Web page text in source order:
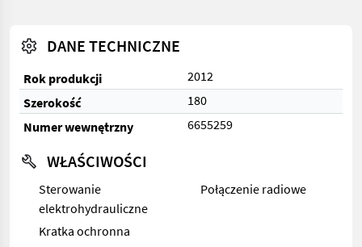
DANE TECHNICZNE
Rok produkcji
2012
Szerokość
180
Numer wewnętrzny
6655259
WŁAŚCIWOŚCI
Sterowanie
elektrohydrauliczne
Połączenie radiowe
Kratka ochronna